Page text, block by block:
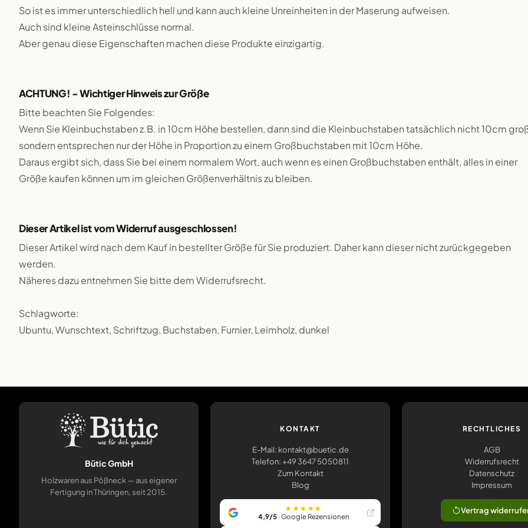
So ist es immer unterschiedlich hell und kann auch kleine Unreinheiten in der Maserung aufweisen.
Auch sind kleine Asteinschlüsse normal.
Aber genau diese Eigenschaften machen diese Produkte einzigartig.
ACHTUNG! - Wichtiger Hinweis zur Größe
Bitte beachten Sie Folgendes:
Wenn Sie Kleinbuchstaben z.B. in 10cm Höhe bestellen, dann sind die Kleinbuchstaben tatsächlich nicht 10cm
sondern entsprechen nur der Höhe in Proportion zu einem Großbuchstaben mit 10cm Höhe.
Daraus ergibt sich, dass Sie bei einem normalem Wort, auch wenn es einen Großbuchstaben enthält, alles in einer
Größe kaufen können um im gleichen Größenverhältnis zu bleiben.
Dieser Artikel ist vom Widerruf ausgeschlossen!
Dieser Artikel wird nach dem Kauf in bestellter Größe für Sie produziert. Daher kann dieser nicht zurückgegeben
werden.
Näheres dazu entnehmen Sie bitte dem Widerrufsrecht.
Schlagworte:
Ubuntu, Wunschtext, Schriftzug, Buchstaben, Furnier, Leimholz, dunkel
Bütic GmbH
Holzwaren aus Pößneck — aus eigener
Fertigung in Thüringen, seit 2015.
KONTAKT
E-Mail: kontakt@buetic.de
Telefon: +49 3647 5050811
Zum Kontakt
Blog
★★★★★
4,9/5 · Google Rezensionen
RECHTLICHES
AGB
Widerrufsrecht
Datenschutz
Impressum
Vertrag